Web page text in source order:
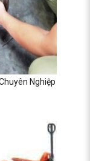
Nghiệp